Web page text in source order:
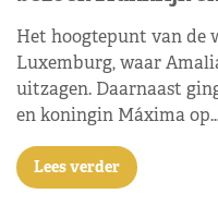
Het hoogtepunt van de
Luxemburg, waar
uitzagen. Daarnaast
en koningin Máxima
Lees verder